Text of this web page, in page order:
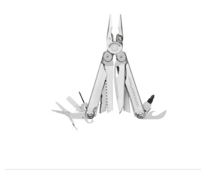
hvězdiček.